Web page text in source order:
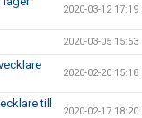
2020-03-12 17:19
2020-03-05 15:53
2020-02-20 15:18
till
2020-02-17 18:20